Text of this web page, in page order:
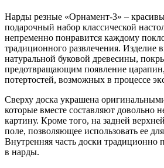
Нарды резные «Орнамент-3» –
подарочный набор классической
непременно понравится каждому
традиционного развлечения. Изделие
натуральной буковой древесины,
предотвращающим появление
потертостей, возможных в процессе
Сверху доска украшена
которые вместе составляют довольно
картину. Кроме того, на задней
поле, позволяющее использовать ее
Внутренняя часть доски традиционно
в нарды.